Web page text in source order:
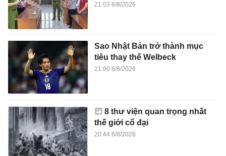
21:03 6/8/2026
Sao Nhật Bản trở thành mục
tiêu thay thế Welbeck
21:00 6/8/2026
8 thư viện quan trọng nhất
thế giới cổ đại
20:44 6/8/2026